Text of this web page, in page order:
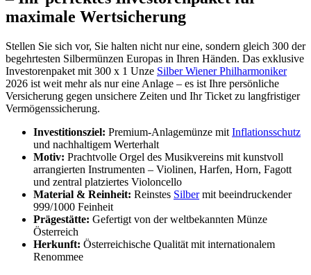
maximale Wertsicherung
Stellen Sie sich vor, Sie halten nicht nur eine, sondern gleich 300 der
begehrtesten Silbermünzen Europas in Ihren Händen. Das exklusive
Investorenpaket mit 300 x 1 Unze Silber Wiener Philharmoniker
2026 ist weit mehr als nur eine Anlage – es ist Ihre persönliche
Versicherung gegen unsichere Zeiten und Ihr Ticket zu langfristiger
Vermögenssicherung.
Investitionsziel: Premium-Anlagemünze mit Inflationsschutz
und nachhaltigem Werterhalt
Motiv: Prachtvolle Orgel des Musikvereins mit kunstvoll
arrangierten Instrumenten – Violinen, Harfen, Horn, Fagott
und zentral platziertes Violoncello
Material & Reinheit: Reinstes Silbermit beeindruckender
999/1000 Feinheit
Prägestätte: Gefertigt von der weltbekannten Münze
Österreich
Herkunft: Österreichische Qualität mit internationalem
Renommee